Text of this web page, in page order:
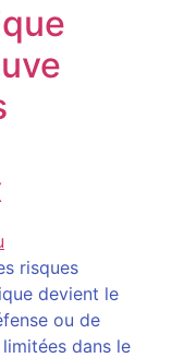
risques
devient le
ou de
dans le